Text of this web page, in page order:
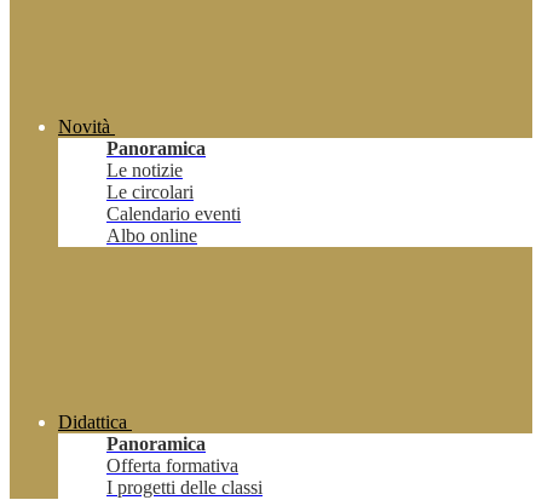
Novità
Panoramica
Le notizie
Le circolari
Calendario eventi
Albo online
Didattica
Panoramica
Offerta formativa
I progetti delle classi